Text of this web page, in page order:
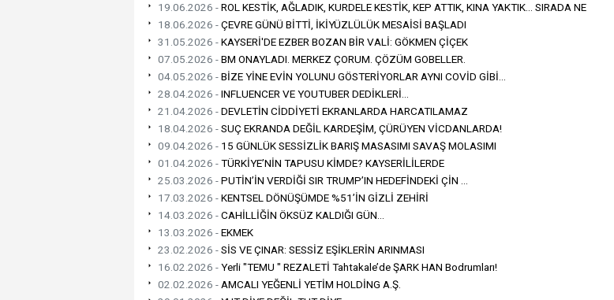
19.06.2026 -ROL KESTİK, AĞLADIK, KURDELE KESTİK, KEP ATTIK, KINA YAKTIK… SIRADA NE
18.06.2026 -ÇEVRE GÜNÜ BİTTİ, İKİYÜZLÜLÜK MESAİSİ BAŞLADI
31.05.2026 -KAYSERİ'DE EZBER BOZAN BİR VALİ: ‎GÖKMEN ÇİÇEK ‎
07.05.2026 -‎BM ONAYLADI. MERKEZ ÇORUM. ÇÖZÜM GOBELLER.
04.05.2026 -‎BİZE YİNE EVİN YOLUNU GÖSTERİYORLAR AYNI COVİD GİBİ…
28.04.2026 -INFLUENCER VE YOUTUBER DEDİKLERİ…
21.04.2026 -DEVLETİN CİDDİYETİ EKRANLARDA HARCATILAMAZ
18.04.2026 -SUÇ EKRANDA DEĞİL KARDEŞİM, ÇÜRÜYEN VİCDANLARDA!
09.04.2026 - 15 GÜNLÜK SESSİZLİK BARIŞ MASASIMI SAVAŞ MOLASIMI
01.04.2026 -TÜRKİYE’NİN TAPUSU KİMDE? KAYSERİLİLERDE
25.03.2026 -PUTİN’İN VERDİĞİ SIR TRUMP’IN HEDEFİNDEKİ ÇİN ...
17.03.2026 -KENTSEL DÖNÜŞÜMDE %51’İN GİZLİ ZEHİRİ
14.03.2026 -CAHİLLİĞİN ÖKSÜZ KALDIĞI GÜN…
13.03.2026 -EKMEK
23.02.2026 -SİS VE ÇINAR: SESSİZ EŞİKLERİN ARINMASI
16.02.2026 -Yerli "TEMU " REZALETİ Tahtakale’de ŞARK HAN Bodrumları!
02.02.2026 -AMCALI YEĞENLİ YETİM HOLDİNG A.Ş.